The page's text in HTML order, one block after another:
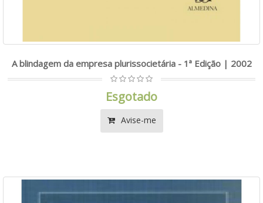
A blindagem da empresa plurissocietária - 1ª Edição | 2002
Esgotado
Avise-me